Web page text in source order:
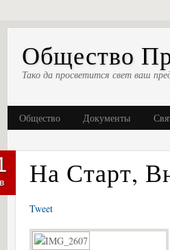
Общество
Тако да просветится свет ваш
Общество Документы
На Старт,
Tweet